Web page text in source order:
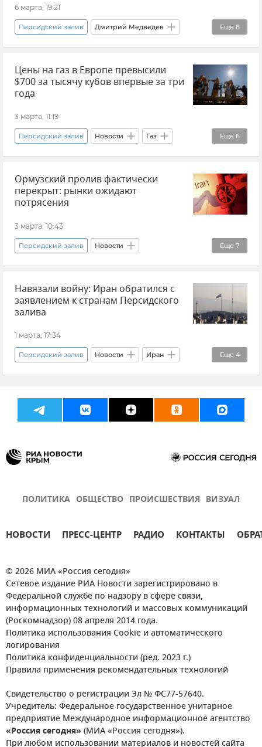
6 марта, 19:21
Еще 8
Персидский залив Дмитрий Медведев
Ближний Восток В мире США
Безопасность Израиль
Обострение между Израилем и Ираном
Цены на газ в Европе превысили
$700 за тысячу кубов впервые за три
года
3 марта, 11:19
Еще 6
Персидский залив Новости Газ
Европа Иран
Обострение между Израилем и Ираном
Обострение между Ираном и США
Ормузский пролив фактически
перекрыт: рынки ожидают
потрясения
3 марта, 10:43
Еще 7
Персидский залив Новости
Ормузский пролив
Обострение между Израилем и Ираном
Обострение между Ираном и США
Кирилл Дмитриев
Навязали войну: Иран обратился с
заявлением к странам Персидского
залива
1 марта, 17:34
Еще 4
Персидский залив Новости Иран
Обострение между Израилем и Ираном
Обострение между Ираном и США
ПОЛИТИКА ОБЩЕСТВО ПРОИСШЕСТВИЯ ВИЗУАЛ
НОВОСТИ ПРЕСС-ЦЕНТР РАДИО КОНТАКТЫ
© 2026 МИА «Россия сегодня»
Сетевое издание РИА Новости зарегистрировано в
Федеральной службе по надзору в сфере связи,
информационных технологий и массовых коммуникаций
(Роскомнадзор) 08 апреля 2014 года.
Политика использования Cookie и автоматического
логирования
Политика конфиденциальности (ред. 2023 г.)
Правила применения рекомендательных технологий
Свидетельство о регистрации Эл № ФС77-57640.
Учредитель: Федеральное государственное унитарное
предприятие Международное информационное агентство
«Россия сегодня» (МИА «Россия сегодня»).
При любом использовании материалов и новостей сайта